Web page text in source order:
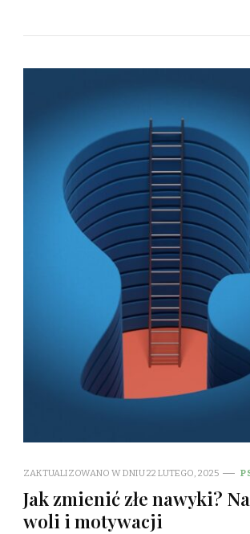
ZAKTUALIZOWANO W DNIU22 LUTEGO, 2025
Jak zmienić złe nawyki?
woli i motywacji